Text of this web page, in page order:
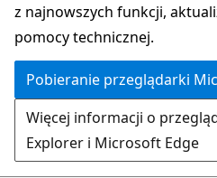
z najnowszych funkcji,
pomocy technicznej.
Pobieranie przeglądarki
Więcej informacji o
Explorer i Microsoft Edge